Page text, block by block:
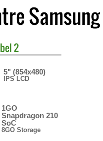
Samsung
2
5" (854x480)
IPS LCD
1GO
Snapdragon 210
SoC
8GO Storage